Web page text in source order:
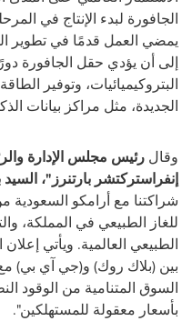
الجافورة لبدء الإنتاج في
يمضي العمل قدمًا في تطوير
إلى أن يؤدي حقل الجافورة
البتروكيميائيات، وتوفير
الجديدة، مثل مراكز بيانات
وقال رئيس مجلس الإدارة
إنفراستركتشر بارتنرز"،
شراكتنا مع أرامكو السعودية
للغاز الطبيعي في المملكة،
الطبيعي العالمية. ويأتي
بين (بلاك روك) و(جي آي بي) مع
السوق المتنامية من الوقود
بأسعار معقولة للمستهلكين".